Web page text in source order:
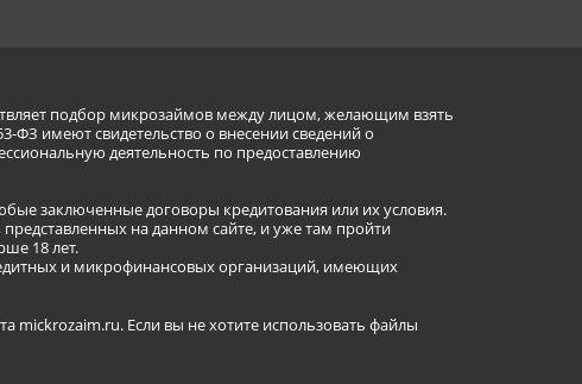
подбор микрозаймов между лицом, желающим взять
имеют свидетельство о внесении сведений о
деятельность по предоставлению
заключенные договоры кредитования или их условия.
на данном сайте, и уже там пройти
18 лет.
и микрофинансовых организаций, имеющих
Если вы не хотите использовать файлы